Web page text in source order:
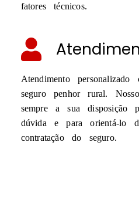
fatores técnicos.
Atendimento personalizado
seguro penhor rural.
sempre a sua disposição
dúvida e para orientá-lo
contratação do seguro.